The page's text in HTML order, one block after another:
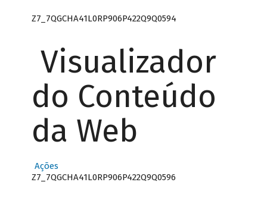
Z7_7QGCHA41L0RP906P422Q9Q0594
Visualizador
do Conteúdo
da Web
Ações
Z7_7QGCHA41L0RP906P422Q9Q0596